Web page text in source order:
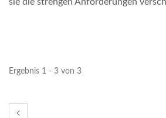
Ergebnis 1 - 3 von 3